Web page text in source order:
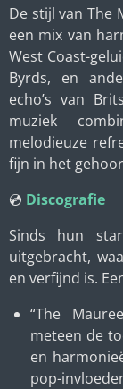
De stijl van The
een mix van
West Coast-
Byrds, en
echo’s van
muziek
melodieuze
fijn in het
💿 Discografie
Sinds hun
uitgebracht,
en verfijnd is.
“The
meteen de
en
pop-